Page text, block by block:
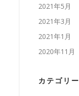
2021年5月
2021年3月
2021年1月
2020年11月
カテゴリー